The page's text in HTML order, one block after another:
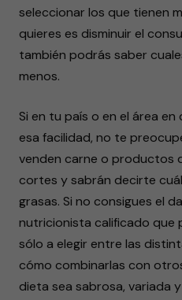
seleccionar los que tienen
quieres es disminuir el
también podrás saber
menos.
Si en tu país o en el área
esa facilidad, no te
venden carne o productos
cortes y sabrán decirte
grasas. Si no consigues el
nutricionista calificado que
sólo a elegir entre las
cómo combinarlas con
dieta sea sabrosa, variada